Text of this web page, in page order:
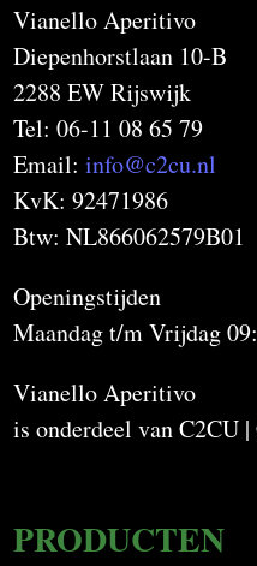
Vianello Aperitivo
Diepenhorstlaan 10-B
2288 EW Rijswijk
Tel: 06-11 08 65 79
Email:info@c2cu.nl
KvK: 92471986
Btw: NL866062579B01
Openingstijden
Maandag t/m Vrijdag
Vianello Aperitivo
is onderdeel van C2CU
PRODUCTEN